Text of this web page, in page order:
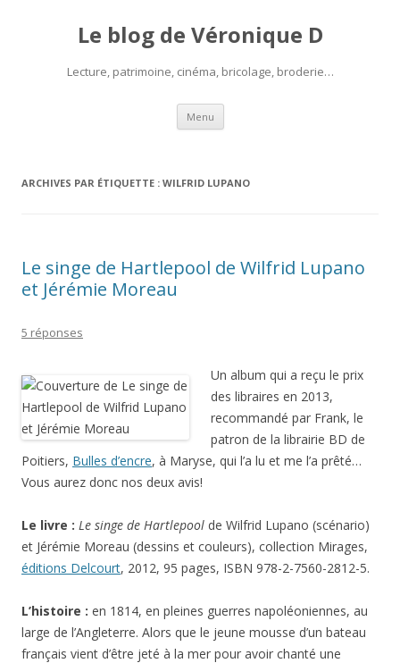
Le blog de Véronique D
Lecture, patrimoine, cinéma, bricolage, broderie…
Menu Aller
contenu
ARCHIVES PAR ÉTIQUETTE : WILFRID LUPANO
Le singe de Hartlepool de Wilfrid Lupano
et Jérémie Moreau
5 réponses
Un album qui a reçu le prix
des libraires en 2013,
recommandé par Frank, le
patron de la librairie BD de
Poitiers, Bulles d’encre, à Maryse, qui l’a lu et me l’a prêté…
Vous aurez donc nos deux avis!
Le livre : Le singe de Hartlepool de Wilfrid Lupano (scénario)
et Jérémie Moreau (dessins et couleurs), collection Mirages,
éditions Delcourt, 2012, 95 pages, ISBN 978-2-7560-2812-5.
L’histoire : en 1814, en pleines guerres napoléoniennes, au
large de l’Angleterre. Alors que le jeune mousse d’un bateau
français vient d’être jeté à la mer pour avoir chanté une